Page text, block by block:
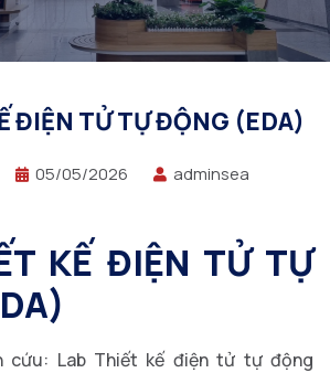
ĐIỆN TỬ TỰ ĐỘNG (EDA)
05/05/2026 adminsea
KẾ ĐIỆN TỬ TỰ
cứu: Lab Thiết kế điện tử tự động